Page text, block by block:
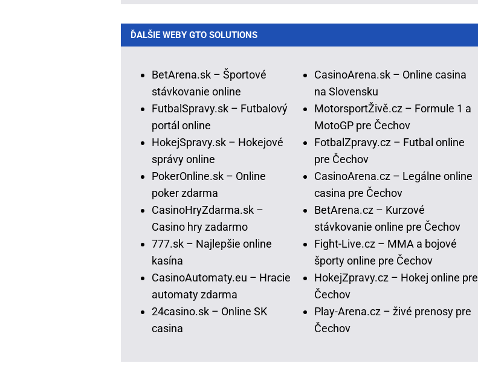
ĎALŠIE WEBY GTO SOLUTIONS
BetArena.sk – Športové
stávkovanie online
FutbalSpravy.sk – Futbalový
portál online
HokejSpravy.sk – Hokejové
správy online
PokerOnline.sk – Online
poker zdarma
CasinoHryZdarma.sk –
Casino hry zadarmo
777.sk – Najlepšie online
kasína
CasinoAutomaty.eu – Hracie
automaty zdarma
24casino.sk – Online SK
casina
CasinoArena.sk – Online casina
na Slovensku
MotorsportŽivě.cz – Formule 1 a
MotoGP pre Čechov
FotbalZpravy.cz – Futbal online
pre Čechov
CasinoArena.cz – Legálne online
casina pre Čechov
BetArena.cz – Kurzové
stávkovanie online pre Čechov
Fight-Live.cz – MMA a bojové
športy online pre Čechov
HokejZpravy.cz – Hokej online pre
Čechov
Play-Arena.cz – živé prenosy pre
Čechov